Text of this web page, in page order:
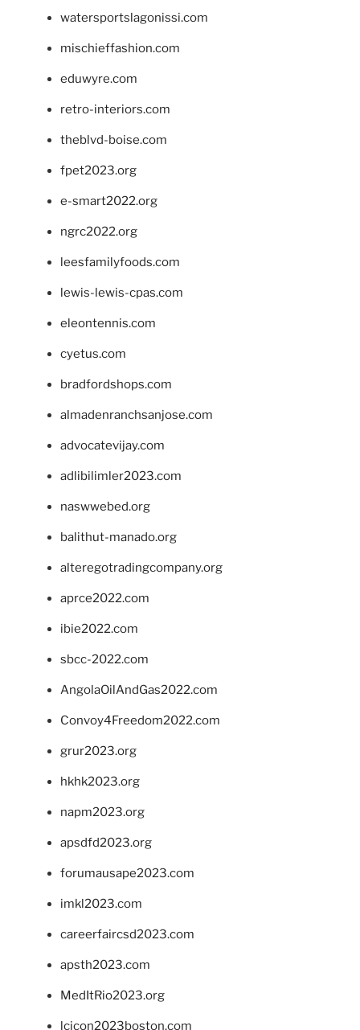
watersportslagonissi.com
mischieffashion.com
eduwyre.com
retro-interiors.com
theblvd-boise.com
fpet2023.org
e-smart2022.org
ngrc2022.org
leesfamilyfoods.com
lewis-lewis-cpas.com
eleontennis.com
cyetus.com
bradfordshops.com
almadenranchsanjose.com
advocatevijay.com
adlibilimler2023.com
naswwebed.org
balithut-manado.org
alteregotradingcompany.org
aprce2022.com
ibie2022.com
sbcc-2022.com
AngolaOilAndGas2022.com
Convoy4Freedom2022.com
grur2023.org
hkhk2023.org
napm2023.org
apsdfd2023.org
forumausape2023.com
imkl2023.com
careerfaircsd2023.com
apsth2023.com
MedItRio2023.org
lcicon2023boston.com